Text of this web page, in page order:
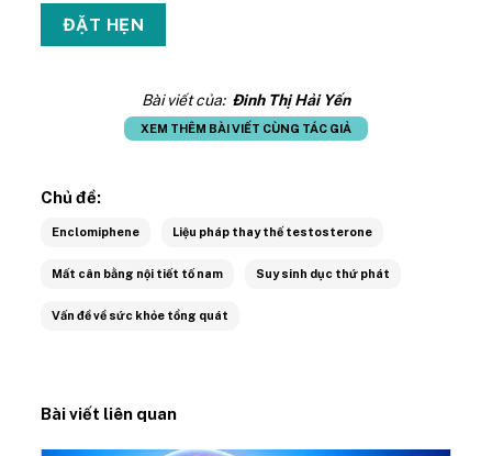
Bài viết của: Đinh Thị Hải Yến
XEM THÊM BÀI VIẾT CÙNG TÁC GIẢ
Chủ đề:
Enclomiphene Liệu pháp thay thế testosterone
Mất cân bằng nội tiết tố nam Suy sinh dục thứ phát
Vấn đề về sức khỏe tổng quát
Bài viết liên quan